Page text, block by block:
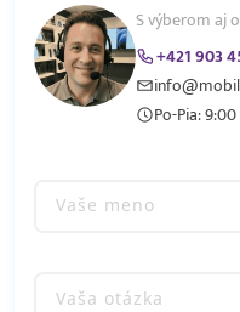
S výberom aj
+421 903
Po-Pia: